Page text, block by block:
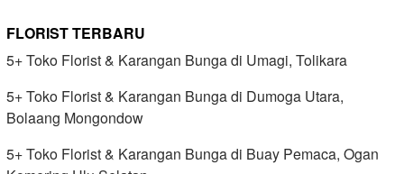
FLORIST TERBARU
5+ Toko Florist & Karangan Bunga di Umagi, Tolikara
5+ Toko Florist & Karangan Bunga di Dumoga Utara,
Bolaang Mongondow
5+ Toko Florist & Karangan Bunga di Buay Pemaca, Ogan